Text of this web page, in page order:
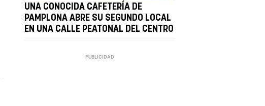
UNA CONOCIDA CAFETERÍA DE
PAMPLONA ABRE SU SEGUNDO LOCAL
EN UNA CALLE PEATONAL DEL CENTRO